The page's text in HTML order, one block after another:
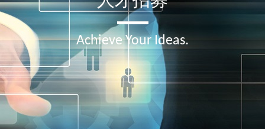
Achieve Your Ideas.